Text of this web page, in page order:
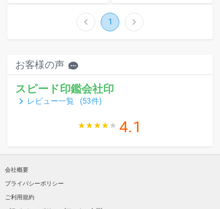
chevron_left 1 chevron_right
お客様の声
スピード印鑑会社印
keyboard_arrow_right レビュー一覧 (53件)
4.1
会社概要
プライバシーポリシー
ご利用規約